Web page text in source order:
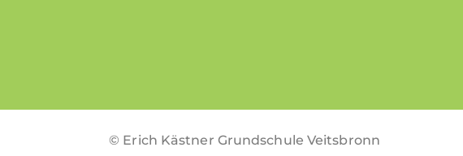
© Erich Kästner Grundschule Veitsbronn